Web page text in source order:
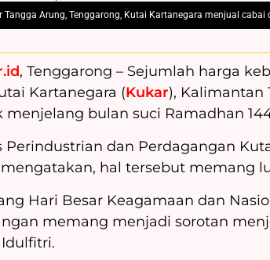
Tangga Arung, Tenggarong, Kutai Kartanegara menjual
, Tenggarong – Sejumlah harga
Kartanegara (Kukar), Kalimantan
menjelang bulan suci Ramadhan
Perindustrian dan Perdagangan
hal tersebut memang
Hari Besar Keagamaan dan
memang menjadi sorotan